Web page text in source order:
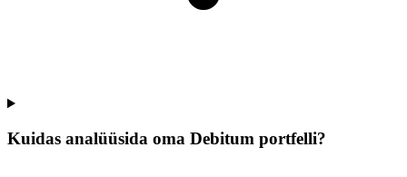
Kuidas analüüsida oma Debitum portfelli?